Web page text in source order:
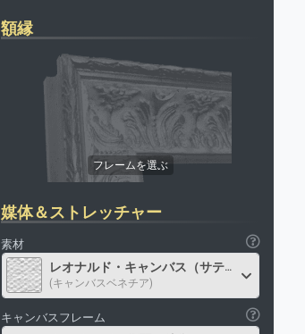
額縁
媒体＆ストレッチャー
素材
レオナルド・キャンバス（サテン）
(キャンバスベネチア)
キャンバスフレーム